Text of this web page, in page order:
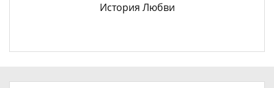
История Любви